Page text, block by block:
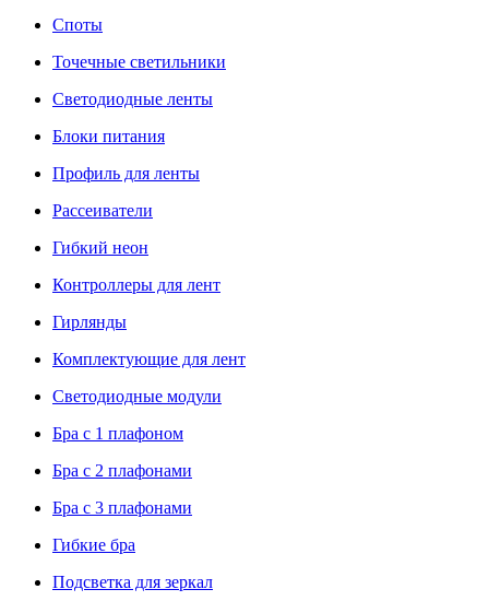
Споты
Точечные светильники
Светодиодные ленты
Блоки питания
Профиль для ленты
Рассеиватели
Гибкий неон
Контроллеры для лент
Гирлянды
Комплектующие для лент
Светодиодные модули
Бра с 1 плафоном
Бра с 2 плафонами
Бра с 3 плафонами
Гибкие бра
Подсветка для зеркал